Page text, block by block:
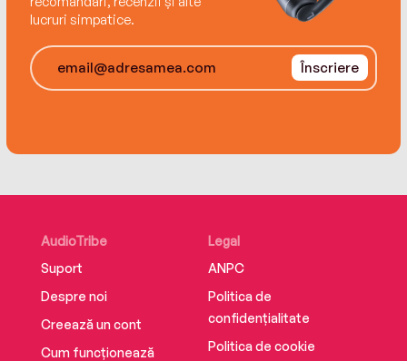
lucruri simpatice.
Înscriere
AudioTribe
Suport
Despre noi
Creează un cont
Cum funcționează
Legal
ANPC
Politica de
confidențialitate
Politica de cookie